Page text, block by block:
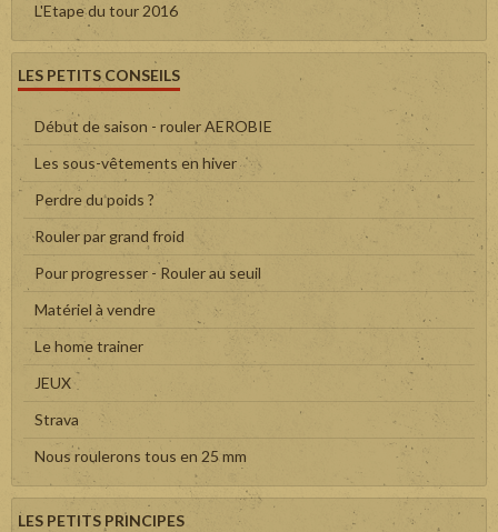
L'Etape du tour 2016
LES PETITS CONSEILS
Début de saison - rouler AEROBIE
Les sous-vêtements en hiver
Perdre du poids ?
Rouler par grand froid
Pour progresser - Rouler au seuil
Matériel à vendre
Le home trainer
JEUX
Strava
Nous roulerons tous en 25 mm
LES PETITS PRINCIPES